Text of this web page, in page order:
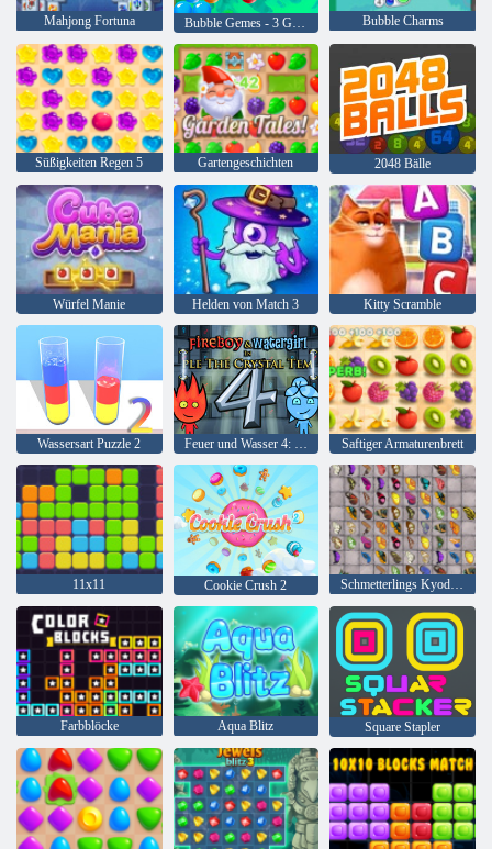
Mahjong Fortuna Bubble Charms
Süßigkeiten Regen 5 Gartengeschichten 2048 Bälle
Würfel Manie Helden von Match 3 Kitty Scramble
Wassersart Puzzle 2 Feuer und Wasser 4: Kristalltempel Saftiger Armaturenbrett
11x11 Cookie Crush 2 Schmetterlings Kyodai HD
Farbblöcke Aqua Blitz Square Stapler